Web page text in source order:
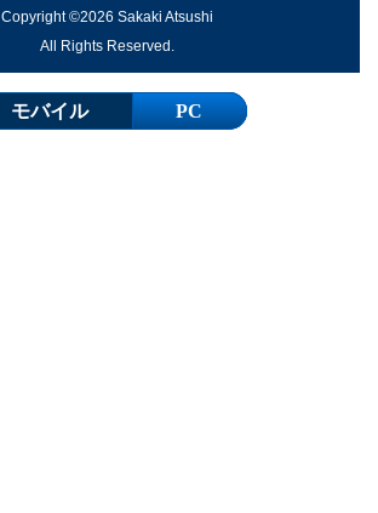
Copyright ©2026 Sakaki Atsushi
All Rights Reserved.
モバイル PC